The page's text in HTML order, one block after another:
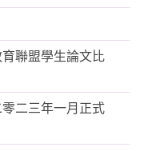
聯盟學生論文比
二三年一月正式